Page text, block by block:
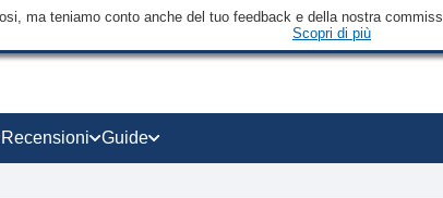
ma teniamo conto anche del tuo feedback e della nostra
Scopri di più
Recensioni Guide